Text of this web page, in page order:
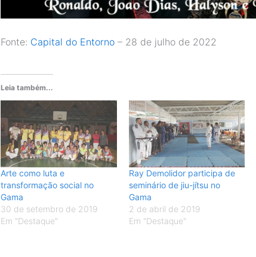
Fonte: Capital do Entorno – 28 de julho de 2022
Leia também...
Arte como luta e
transformação social no
Gama
30 de setembro de 2019
Em "Destaque"
Ray Demolidor participa de
seminário de jiu-jítsu no
Gama
2 de abril de 2019
Em "Destaque"